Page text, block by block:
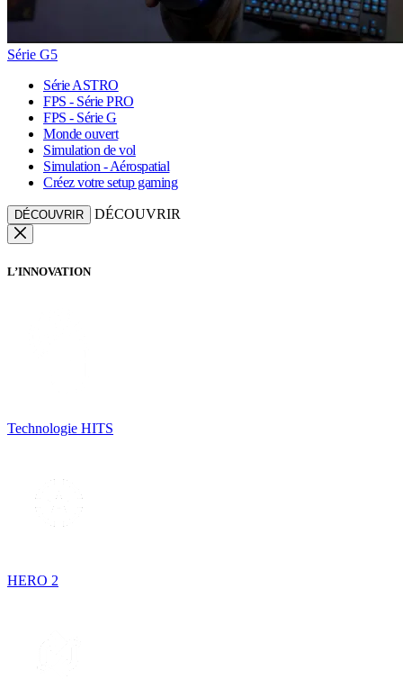
Série G5
Série ASTRO
FPS - Série PRO
FPS - Série G
Monde ouvert
Simulation de vol
Simulation - Aérospatial
Créez votre setup gaming
DÉCOUVRIR DÉCOUVRIR
L’INNOVATION
Technologie HITS
HERO 2